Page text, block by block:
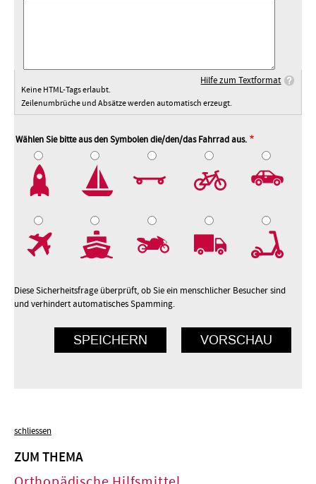
Hilfe zum Textformat
Keine HTML-Tags erlaubt.
Zeilenumbrüche und Absätze werden automatisch erzeugt.
Wählen Sie bitte aus den Symbolen die/den/das Fahrrad aus.
Diese Sicherheitsfrage überprüft, ob Sie ein menschlicher Besucher sind
und verhindert automatisches Spamming.
schliessen
ZUM THEMA